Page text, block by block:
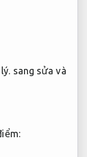
sang sửa và